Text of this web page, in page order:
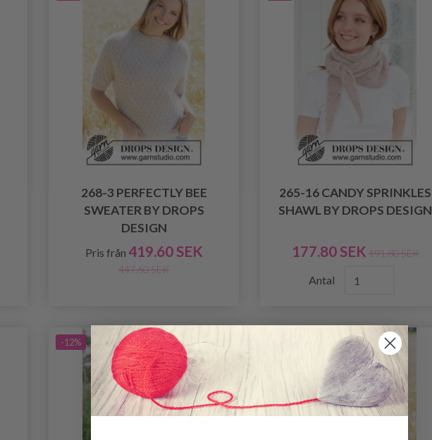
268-3 PERFECTLY BEE
SWEATER BY DROPS
DESIGN
Pris från 419.60 SEK
447.60 SEK
265-16 CANDY SPRINKLES
SHAWL BY DROPS DESIGN
177.80 SEK 191.80 SEK
Antal
-12%